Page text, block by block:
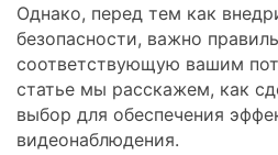
Однако, перед тем как
безопасности, важно
соответствующую вашим
статье мы расскажем, как
выбор для обеспечения
видеонаблюдения.